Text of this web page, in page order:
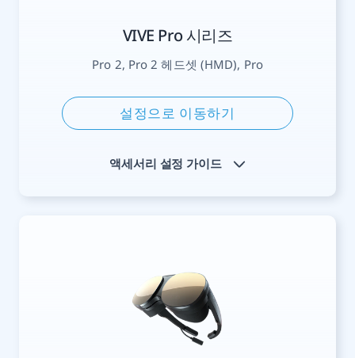
VIVE Pro 시리즈
Pro 2, Pro 2 헤드셋 (HMD), Pro
설정으로 이동하기
액세서리 설정 가이드